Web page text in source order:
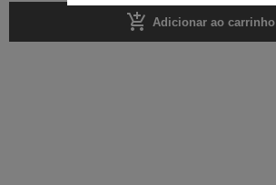
add_shopping_cart Adicionar ao carrinho